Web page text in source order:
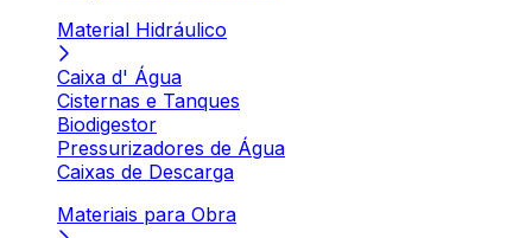
Material Hidráulico
Caixa d' Água
Cisternas e Tanques
Biodigestor
Pressurizadores de Água
Caixas de Descarga
Materiais para Obra